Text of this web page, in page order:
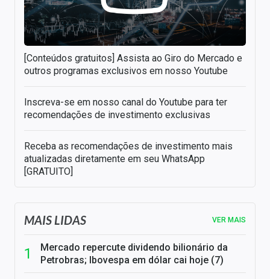
[Conteúdos gratuitos] Assista ao Giro do Mercado e
outros programas exclusivos em nosso Youtube
Inscreva-se em nosso canal do Youtube para ter
recomendações de investimento exclusivas
Receba as recomendações de investimento mais
atualizadas diretamente em seu WhatsApp
[GRATUITO]
MAIS LIDAS VER MAIS
Mercado repercute dividendo bilionário da
Petrobras; Ibovespa em dólar cai hoje (7)